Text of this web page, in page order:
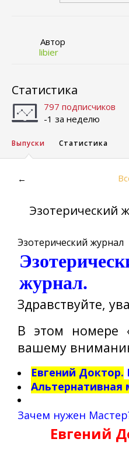
Автор
libier
Статистика
797 подписчиков
-1 за неделю
Выпуски Статистика
←
Эзотерический
Эзотерический журнал
Здравствуйте,
В этом номере
вашему
Евгений Доктор.
Альтернативная
Зачем нужен
Евгений